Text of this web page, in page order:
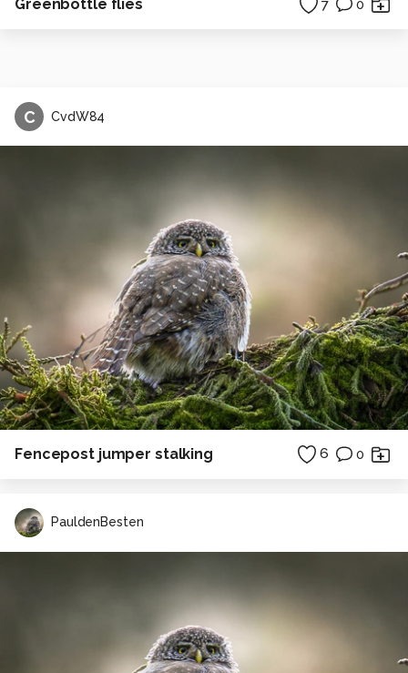
Greenbottle flies 7 0
C CvdW84
Fencepost jumper stalking 6 0
PauldenBesten